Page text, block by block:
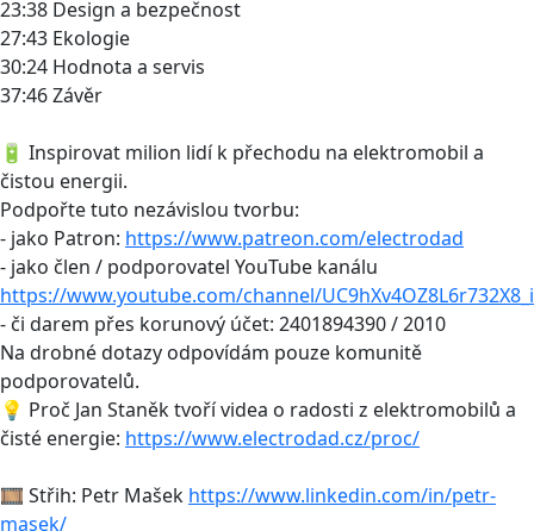
23:38 Design a bezpečnost
27:43 Ekologie
30:24 Hodnota a servis
37:46 Závěr
🔋 Inspirovat milion lidí k přechodu na elektromobil a
čistou energii.
Podpořte tuto nezávislou tvorbu:
- jako Patron: https://www.patreon.com/electrodad
- jako člen / podporovatel YouTube kanálu
https://www.youtube.com/channel/
- či darem přes korunový účet: 2401894390 / 2010
Na drobné dotazy odpovídám pouze komunitě
podporovatelů.
💡 Proč Jan Staněk tvoří videa o radosti z elektromobilů a
čisté energie: https://www.electrodad.cz/proc/
🎞 Střih: Petr Mašek https://www.linkedin.com/in/petr-
masek/